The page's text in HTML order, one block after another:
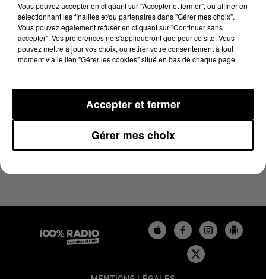
25 juillet 2023 - 3 min 1 sec
LES INFOS DU TARN DU 25/07/2023 À 18H00
Vous pouvez accepter en cliquant sur "Accepter et fermer", ou affiner en
sélectionnant les finalités et/ou partenaires dans "Gérer mes choix".
Vous pouvez également refuser en cliquant sur "Continuer sans
accepter". Vos préférences ne s'appliqueront que pour ce site. Vous
pouvez mettre à jour vos choix, ou retirer votre consentement à tout
moment via le lien "Gérer les cookies" situé en bas de chaque page.
Gérer mes choix
Accepter et fermer